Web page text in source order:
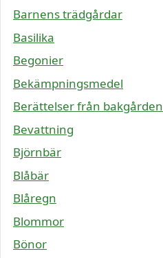
Barnens trädgårdar
Basilika
Begonier
Bekämpningsmedel
Berättelser från bakgården
Bevattning
Björnbär
Blåbär
Blåregn
Blommor
Bönor